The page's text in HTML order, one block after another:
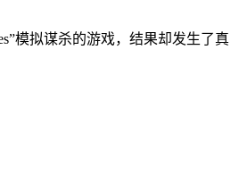
拟谋杀的游戏，结果却发生了真